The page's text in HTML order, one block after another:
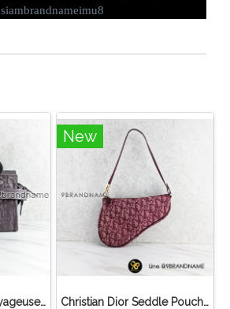
siambrandnameimu8
Long Champ La Voyageuse Bag Leather
New
Christian Dior Seddle Pouch Accessory Hand Bag